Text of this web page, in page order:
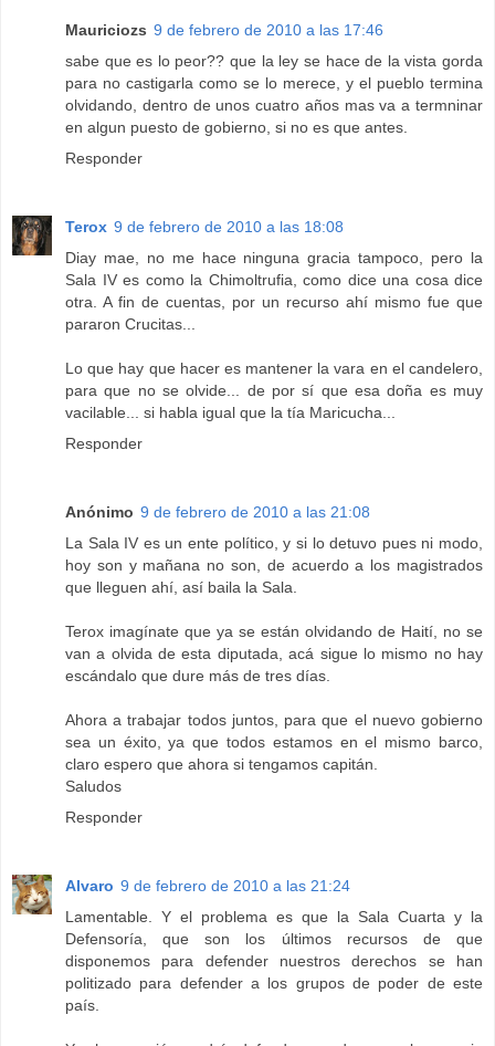
Mauriciozs 9 de febrero de 2010 a las 17:46
sabe que es lo peor?? que la ley se hace de la vista gorda
para no castigarla como se lo merece, y el pueblo termina
olvidando, dentro de unos cuatro años mas va a termninar
en algun puesto de gobierno, si no es que antes.
Responder
Terox 9 de febrero de 2010 a las 18:08
Diay mae, no me hace ninguna gracia tampoco, pero la
Sala IV es como la Chimoltrufia, como dice una cosa dice
otra. A fin de cuentas, por un recurso ahí mismo fue que
pararon Crucitas...
Lo que hay que hacer es mantener la vara en el candelero,
para que no se olvide... de por sí que esa doña es muy
vacilable... si habla igual que la tía Maricucha...
Responder
Anónimo 9 de febrero de 2010 a las 21:08
La Sala IV es un ente político, y si lo detuvo pues ni modo,
hoy son y mañana no son, de acuerdo a los magistrados
que lleguen ahí, así baila la Sala.
Terox imagínate que ya se están olvidando de Haití, no se
van a olvida de esta diputada, acá sigue lo mismo no hay
escándalo que dure más de tres días.
Ahora a trabajar todos juntos, para que el nuevo gobierno
sea un éxito, ya que todos estamos en el mismo barco,
claro espero que ahora si tengamos capitán.
Saludos
Responder
Alvaro 9 de febrero de 2010 a las 21:24
Lamentable. Y el problema es que la Sala Cuarta y la
Defensoría, que son los últimos recursos de que
disponemos para defender nuestros derechos se han
politizado para defender a los grupos de poder de este
país.